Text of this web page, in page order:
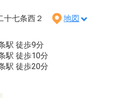
十七条西２ 地図
駅 徒歩9分
駅 徒歩10分
駅 徒歩20分